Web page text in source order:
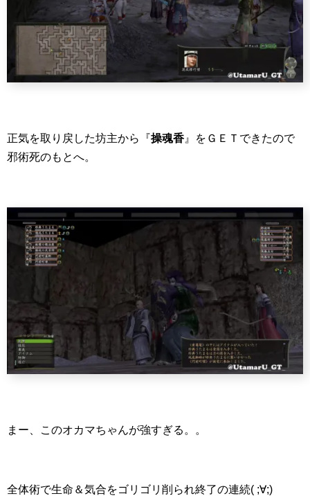
正気を取り戻した坊主から『操魂香 』をＧＥＴできたので
邪術死のもとへ。
まー、このオカマちゃんが強すぎる。。
全体術で生命＆気合をゴリゴリ削られ終了の連続( ;∀;)